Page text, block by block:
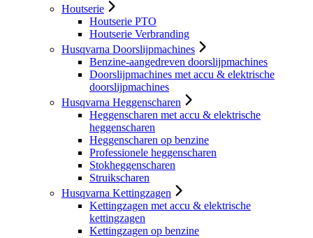
Houtserie
Houtserie PTO
Houtserie Verbranding
Husqvarna Doorslijpmachines
Benzine-aangedreven doorslijpmachines
Doorslijpmachines met accu & elektrische
doorslijpmachines
Husqvarna Heggenscharen
Heggenscharen met accu & elektrische
heggenscharen
Heggenscharen op benzine
Professionele heggenscharen
Stokheggenscharen
Struikscharen
Husqvarna Kettingzagen
Kettingzagen met accu & elektrische
kettingzagen
Kettingzagen op benzine